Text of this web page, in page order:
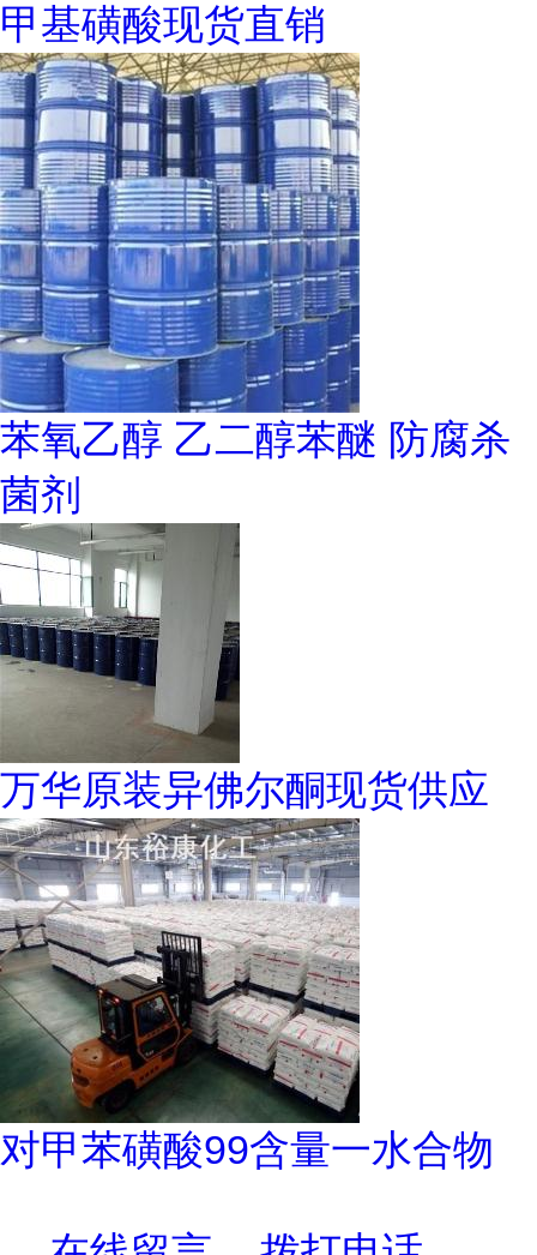
甲基磺酸现货直销
苯氧乙醇 乙二醇苯醚 防腐杀
菌剂
万华原装异佛尔酮现货供应
对甲苯磺酸99含量一水合物